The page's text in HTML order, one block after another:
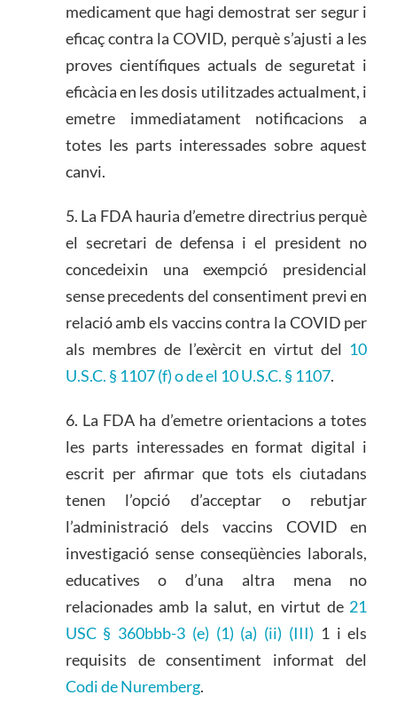
medicament que hagi demostrat ser segur i
eficaç contra la COVID, perquè s’ajusti a les
proves científiques actuals de seguretat i
eficàcia en les dosis utilitzades actualment, i
emetre immediatament notificacions a
totes les parts interessades sobre aquest
canvi.
5. La FDA hauria d’emetre directrius perquè
el secretari de defensa i el president no
concedeixin una exempció presidencial
sense precedents del consentiment previ en
relació amb els vaccins contra la COVID per
als membres de l’exèrcit en virtut del 10
U.S.C. § 1107 (f) o de el 10 U.S.C. § 1107.
6. La FDA ha d’emetre orientacions a totes
les parts interessades en format digital i
escrit per afirmar que tots els ciutadans
tenen l’opció d’acceptar o rebutjar
l’administració dels vaccins COVID en
investigació sense conseqüències laborals,
educatives o d’una altra mena no
relacionades amb la salut, en virtut de 21
USC § 360bbb-3 (e) (1) (a) (ii) (III) 1 i els
requisits de consentiment informat del
Codi de Nuremberg.